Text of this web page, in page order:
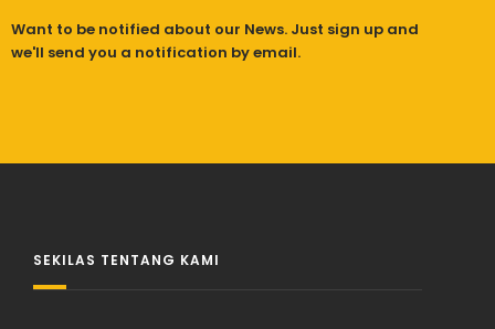
Want to be notified about our News. Just sign up and
we'll send you a notification by email.
SEKILAS TENTANG KAMI